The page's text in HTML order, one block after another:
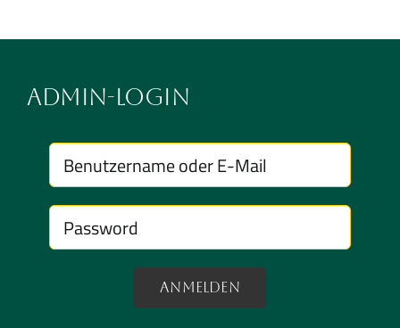
Admin-Login
Anmelden